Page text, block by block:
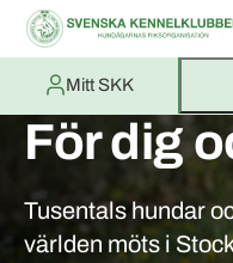
Mitt SKK
För dig
Tusentals hundar
världen möts i